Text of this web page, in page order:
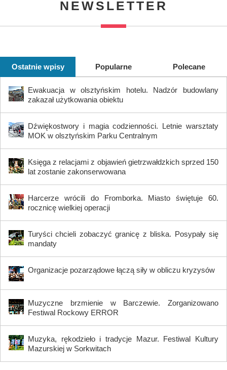
NEWSLETTER
Ostatnie wpisy Popularne Polecane
Ewakuacja w olsztyńskim hotelu. Nadzór budowlany
zakazał użytkowania obiektu
Dźwiękostwory i magia codzienności. Letnie warsztaty
MOK w olsztyńskim Parku Centralnym
Księga z relacjami z objawień gietrzwałdzkich sprzed 150
lat zostanie zakonserwowana
Harcerze wrócili do Fromborka. Miasto świętuje 60.
rocznicę wielkiej operacji
Turyści chcieli zobaczyć granicę z bliska. Posypały się
mandaty
Organizacje pozarządowe łączą siły w obliczu kryzysów
Muzyczne brzmienie w Barczewie. Zorganizowano
Festiwal Rockowy ERROR
Muzyka, rękodzieło i tradycje Mazur. Festiwal Kultury
Mazurskiej w Sorkwitach